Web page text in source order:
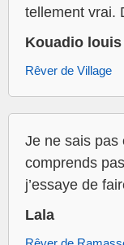
tellement vrai.
Kouadio
Rêver de Village
Je ne sais pas
comprends
j’essaye de
Lala